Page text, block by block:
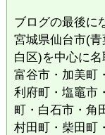
ブログの最後に
宮城県仙台市(
白区)を中心に
富谷市・加美町
利府町・塩竈市
町・白石市・角
村田町・柴田町